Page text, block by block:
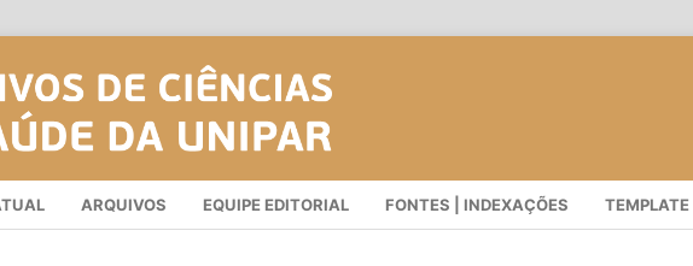
ARQUIVOS EQUIPE EDITORIAL FONTES | INDEXAÇÕES TEMPLATE